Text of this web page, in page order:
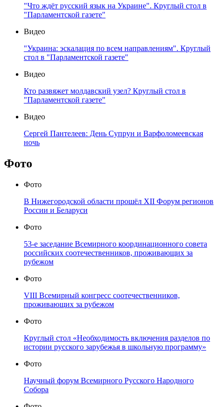
"Что ждёт русский язык на Украине". Круглый стол в
"Парламентской газете"
Видео
"Украина: эскалация по всем направлениям". Круглый
стол в "Парламентской газете"
Видео
Кто развяжет молдавский узел? Круглый стол в
"Парламентской газете"
Видео
Сергей Пантелеев: День Супрун и Варфоломеевская
ночь
Фото
Фото
В Нижегородской области прошёл XII Форум регионов
России и Беларуси
Фото
53-е заседание Всемирного координационного совета
российских соотечественников, проживающих за
рубежом
Фото
VIII Всемирный конгресс соотечественников,
проживающих за рубежом
Фото
Круглый стол «Необходимость включения разделов по
истории русского зарубежья в школьную программу»
Фото
Научный форум Всемирного Русского Народного
Собора